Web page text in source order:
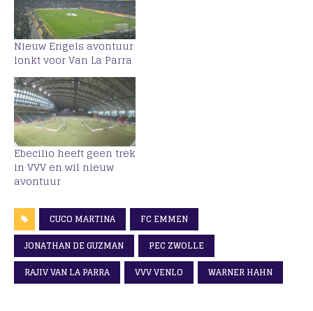
Nieuw Engels avontuur
lonkt voor Van La Parra
Ebecilio heeft geen trek
in VVV en wil nieuw
avontuur
CUCO MARTINA
FC EMMEN
JONATHAN DE GUZMAN
PEC ZWOLLE
RAJIV VAN LA PARRA
VVV VENLO WARNER HAHN